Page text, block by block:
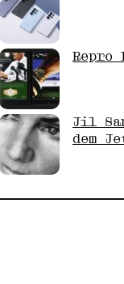
Repro
Jil
dem